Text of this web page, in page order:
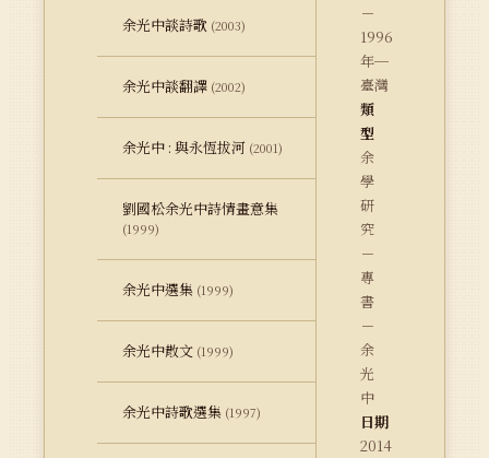
余光中談詩歌 (2003)
余光中談翻譯 (2002)
余光中 : 與永恆拔河 (2001)
劉國松余光中詩情畫意集
(1999)
余光中選集 (1999)
余光中散文 (1999)
余光中詩歌選集 (1997)
－
1996
年─
臺灣
類
型
余
學
研
究
－
專
書
－
余
光
中
日期
2014